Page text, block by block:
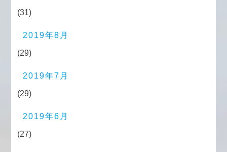
(31)
2019年8月
(29)
2019年7月
(29)
2019年6月
(27)